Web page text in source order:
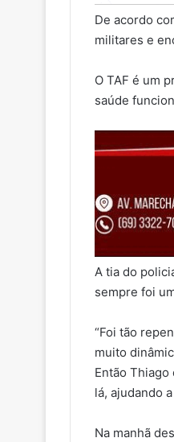
De acordo
militares e
O TAF é um
saúde
A tia do
sempre foi
“Foi tão
muito
Então
lá, ajudando
Na manhã